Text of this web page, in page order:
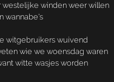
winden weer willen
wannabe's
witgebruikers wuivend
wie we woensdag waren
witte wasjes worden